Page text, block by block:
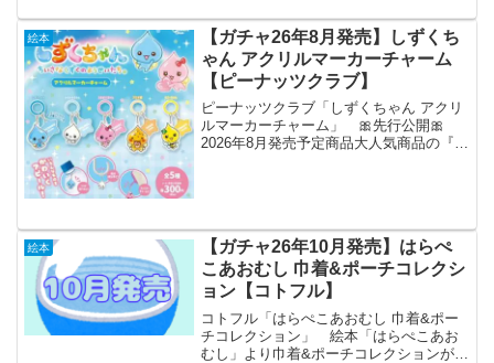
ろぼう パスケース 第2弾 メーカー
ピーナッツク...
絵本
【ガチャ26年8月発売】しずくち
ゃん アクリルマーカーチャーム
【ピーナッツクラブ】
ピーナッツクラブ「しずくちゃん アクリ
ルマーカーチャーム」 🎀先行公開🎀
2026年8月発売予定商品大人気商品の『#
絵本
【ガチャ26年10月発売】はらぺ
こあおむし 巾着&ポーチコレクシ
ョン【コトフル】
コトフル「はらぺこあおむし 巾着&ポー
チコレクション」 絵本「はらぺこあお
むし」より巾着&ポーチコレクションが全